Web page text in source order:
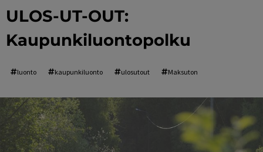
ULOS-UT-OUT:
Kaupunkiluontopolku
luonto kaupunkiluonto ulosutout Maksuton